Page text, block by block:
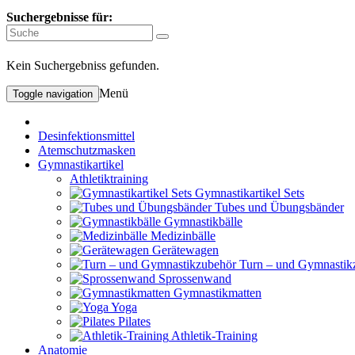
Suchergebnisse für:
Kein Suchergebniss gefunden.
Toggle navigation Menü
Desinfektionsmittel
Atemschutzmasken
Gymnastikartikel
Athletiktraining
Gymnastikartikel Sets
Tubes und Übungsbänder
Gymnastikbälle
Medizinbälle
Gerätewagen
Turn – und
Sprossenwand
Gymnastikmatten
Yoga
Pilates
Athletik-Training
Anatomie